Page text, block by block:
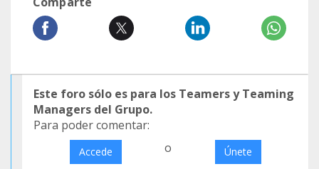
Este foro sólo es para los Teamers y Teaming
Managers del Grupo.
Para poder comentar:
Accede o Únete